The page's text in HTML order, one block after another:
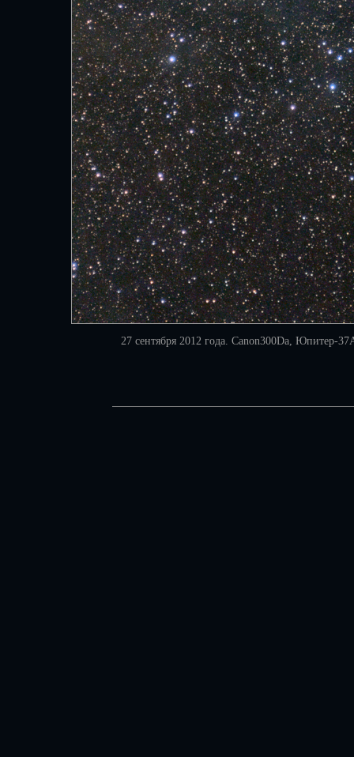
27 сентября 2012 года. Canon300Da, Юпитер-